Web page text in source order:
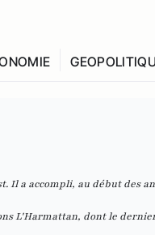
Il a accompli, au début des
L'Harmattan, dont le